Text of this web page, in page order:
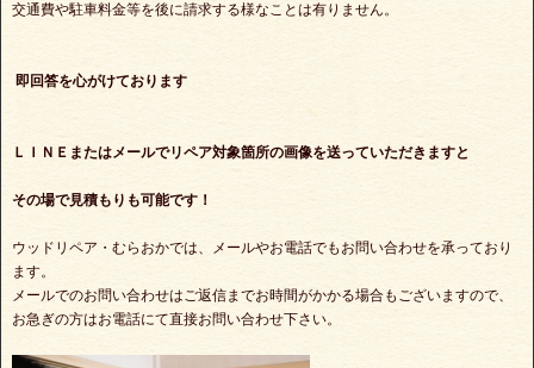
交通費や駐車料金等を後に請求する様なことは有りません。
即回答を心がけております
ＬＩＮＥまたはメールでリペア対象箇所の画像を送っていただきますと
その場で見積もりも可能です！
ウッドリペア・むらおかでは、メールやお電話でもお問い合わせを承っており
ます。
メールでのお問い合わせはご返信までお時間がかかる場合もございますので、
お急ぎの方はお電話にて直接お問い合わせ下さい。